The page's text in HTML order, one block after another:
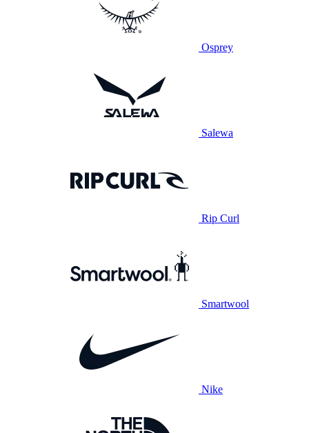
Osprey
Salewa
Rip Curl
Smartwool
Nike